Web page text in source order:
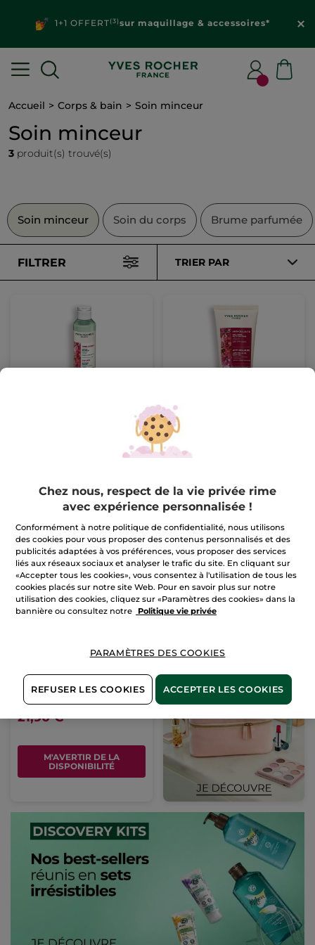
1+1 OFFERT(3)sur maquillage & accessoires*
Accueil Corps & bain Soin minceur
Soin minceur
3 produit(s) trouvé(s)
Soin minceur Soin du corps Brume parfumée
FILTRER TRIER PAR
AJOUTER AU
Anti-Cellulite Gel Corps
Anti-Capitons
Tube
AJOUTER AU
Fermeté Lait Corps
Tube
21,90 €
M'AVERTIR DE LA
DISPONIBILITÉ
Chez nous, respect de la vie privée rime
avec expérience personnalisée !
Conformément à notre politique de confidentialité, nous utilisons
des cookies pour vous proposer des contenus personnalisés et des
publicités adaptées à vos préférences, vous proposer des services
liés aux réseaux sociaux et analyser le trafic du site. En cliquant sur
«Accepter tous les cookies», vous consentez à l'utilisation de tous les
cookies placés sur notre site Web. Pour en savoir plus sur notre
utilisation des cookies, cliquez sur «Paramètres des cookies» dans la
bannière ou consultez notre
Politique vie privée
PARAMÈTRES DES COOKIES
REFUSER LES COOKIES ACCEPTER LES COOKIES